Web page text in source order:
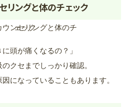
リングと体のチェック
頭が痛くなるの？」
クセまでしっかり確認。
になっていることもあります。